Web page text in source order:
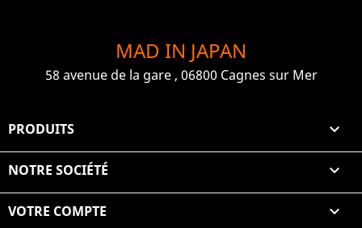
MAD IN JAPAN
58 avenue de la gare , 06800 Cagnes sur Mer
PRODUITS 
NOTRE SOCIÉTÉ 
VOTRE COMPTE 